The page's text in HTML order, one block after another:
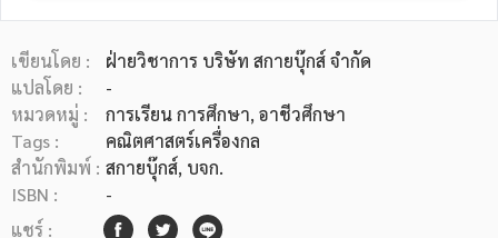
หมวดหมู่หนังสือ
เขียนโดย :
ฝ่ายวิชาการ บริษัท สกายบุ๊กส์ จำกัด
แปลโดย :
-
หมวดหมู่ :
การเรียน การศึกษา, อาชีวศึกษา
Tags :
คณิตศาสตร์เครื่องกล
สำนักพิมพ์ : สกายบุ๊กส์, บจก.
ISBN :
-
แชร์ :